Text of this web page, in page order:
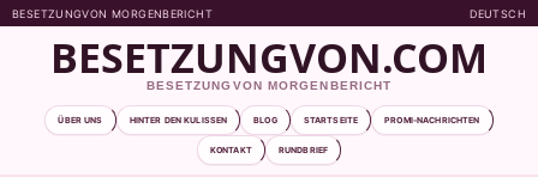
BESETZUNGVON MORGENBERICHT DEUTSCH
BESETZUNGVON.COM
BESETZUNGVON MORGENBERICHT
ÜBER UNS HINTER DEN KULISSEN BLOG STARTSEITE PROMI-NACHRICHTEN
KONTAKT RUNDBRIEF